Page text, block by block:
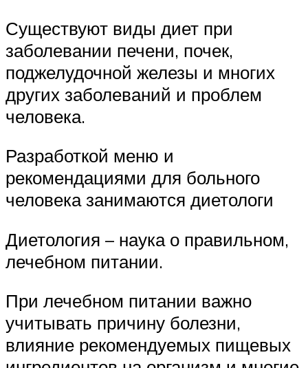
Существуют виды диет при
заболевании печени, почек,
поджелудочной железы и многих
других заболеваний и проблем
человека.
Разработкой меню и
рекомендациями для больного
человека занимаются диетологи
Диетология – наука о правильном,
лечебном питании.
При лечебном питании важно
учитывать причину болезни,
влияние рекомендуемых пищевых